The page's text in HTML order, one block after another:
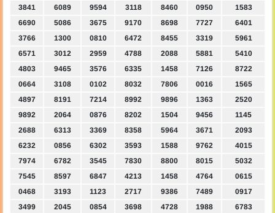
3841
6089 9594 3118 8460 0950
1583
6690
5086 3675 9170 8698 7727
6401
3766
1300 0810 6472 8455 3319
5961
6571
3012 2959 4788 2088 5881
5410
4803
9465 3576 6335 1458 7126
8722
0664
3108 0102 8032 7806 0016
1565
4897
8191 7214 8992 9896 1363
2520
9892
2064 0876 8202 1504 9456
1145
2688
6313 3369 8358 5964 3671
2093
6232
0856 6302 3593 1588 9762
4015
7974
6782 3545 7830 8800 8015
5032
7545
8597 6847 4213 1458 4764
0615
0468
3193 1123 2717 9386 7489
0917
3499
2045 0854 3698 4728 1988
6783